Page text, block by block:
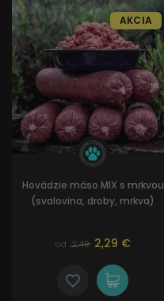
Hovädzie mäso MIX s mrkvou
(svalovina, droby, mrkva)
od 2,49 2,29 €
AKCIA